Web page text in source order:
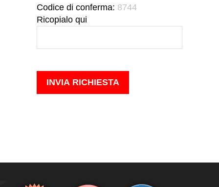
Codice di conferma: 8744
Ricopialo qui